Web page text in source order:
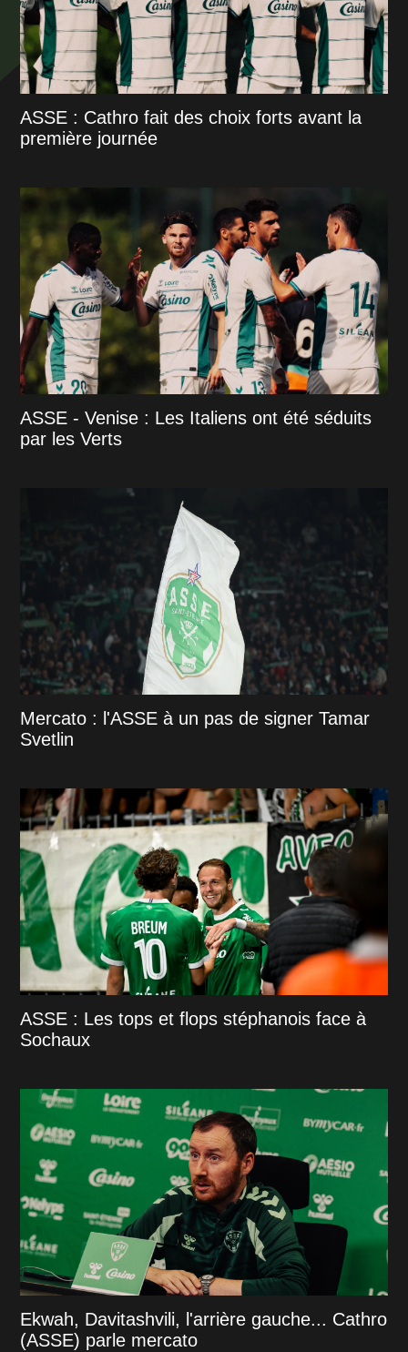
ASSE : Cathro fait des choix forts avant la
première journée
ASSE - Venise : Les Italiens ont été séduits
par les Verts
Mercato : l'ASSE à un pas de signer Tamar
Svetlin
ASSE : Les tops et flops stéphanois face à
Sochaux
Ekwah, Davitashvili, l'arrière gauche... Cathro
(ASSE) parle mercato